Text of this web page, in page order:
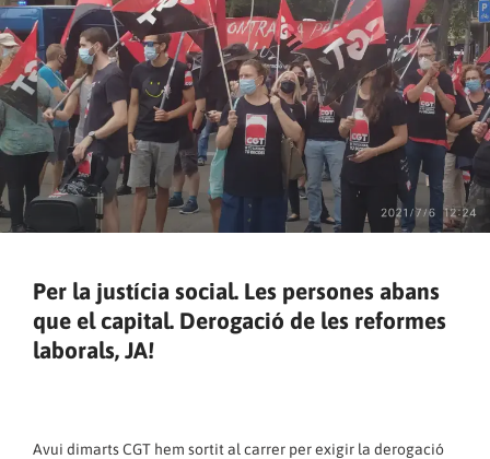
Per la justícia social. Les persones abans
que el capital. Derogació de les reformes
laborals, JA!
Avui dimarts CGT hem sortit al carrer per exigir la derogació